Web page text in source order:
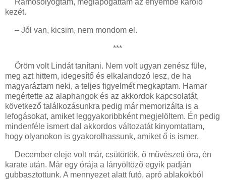
Rámosolyogtam, meglapogattam az enyémbe karoló
kezét.
– Jól van, kicsim, nem mondom el.
***
Öröm volt Lindát tanítani. Nem volt ugyan zenész füle,
meg azt hittem, idegesítő és elkalandozó lesz, de ha
magyaráztam neki, a teljes figyelmét megkaptam. Hamar
megértette az alaphangok és az akkordok kapcsolatát,
következő találkozásunkra pedig már memorizálta is a
lefogásokat, amiket leggyakoribbként megjelöltem. Én pedig
mindenféle ismert dal akkordos változatát kinyomtattam,
hogy olyanokon is gyakorolhassunk, amiket ő is ismer.
December eleje volt már, csütörtök, ő művészeti óra, én
karate után. Már egy órája a lányöltöző egyik padján
gubbasztottunk. A mennyezet alatt futó, apró ablakokból